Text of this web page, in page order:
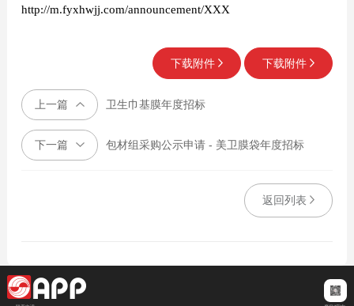
http://m.fyxhwjj.com/announcement/XXX
下载附件 下载附件
上一篇 卫生巾基膜年度招标
下一篇 包材组采购公示申请 - 美卫膜袋年度招标
返回列表